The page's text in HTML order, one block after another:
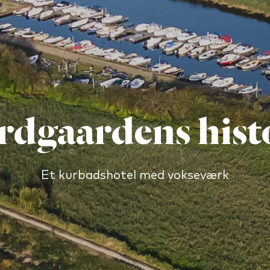
Et kurbadshotel med vokseværk